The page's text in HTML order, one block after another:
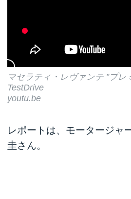
マセラティ・レヴァンテ ”プレ
TestDrive
youtu.be
レポートは、モータージャ
圭さん。